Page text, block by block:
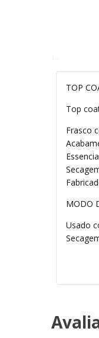
TOP
Top
Frasco
MODO
Usado